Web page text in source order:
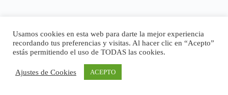
Usamos cookies en esta web para darte la mejor experiencia
recordando tus preferencias y visitas. Al hacer clic en “Acepto”
estás permitiendo el uso de TODAS las cookies.
Ajustes de Cookies ACEPTO